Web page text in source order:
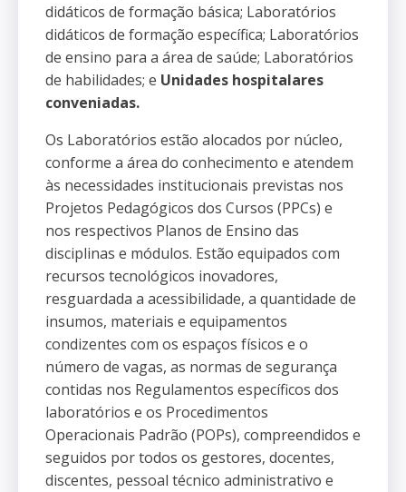
didáticos de formação básica; Laboratórios
didáticos de formação específica; Laboratórios
de ensino para a área de saúde; Laboratórios
de habilidades; e Unidades hospitalares
conveniadas.
Os Laboratórios estão alocados por núcleo,
conforme a área do conhecimento e atendem
às necessidades institucionais previstas nos
Projetos Pedagógicos dos Cursos (PPCs) e
nos respectivos Planos de Ensino das
disciplinas e módulos. Estão equipados com
recursos tecnológicos inovadores,
resguardada a acessibilidade, a quantidade de
insumos, materiais e equipamentos
condizentes com os espaços físicos e o
número de vagas, as normas de segurança
contidas nos Regulamentos específicos dos
laboratórios e os Procedimentos
Operacionais Padrão (POPs), compreendidos e
seguidos por todos os gestores, docentes,
discentes, pessoal técnico administrativo e